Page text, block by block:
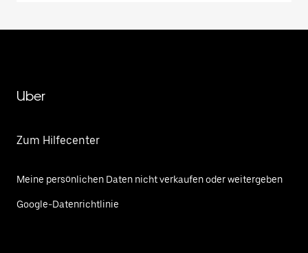
Uber
Zum Hilfecenter
Meine persönlichen Daten nicht verkaufen oder weitergeben
Google-Datenrichtlinie